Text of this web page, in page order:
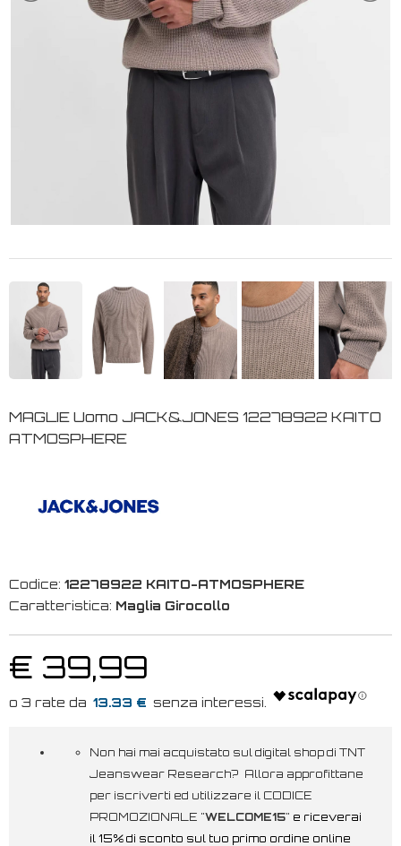
MAGLIE Uomo JACK&JONES 12278922 KAITO
ATMOSPHERE
Codice: 12278922 KAITO-ATMOSPHERE
Caratteristica: Maglia Girocollo
€ 39,99
13.33 €
Non hai mai acquistato sul digital shop di TNT
Jeanswear Research? Allora approfittane
per iscriverti ed utilizzare il CODICE
PROMOZIONALE "WELCOME15" e riceverai
il 15% di sconto sul tuo primo ordine online